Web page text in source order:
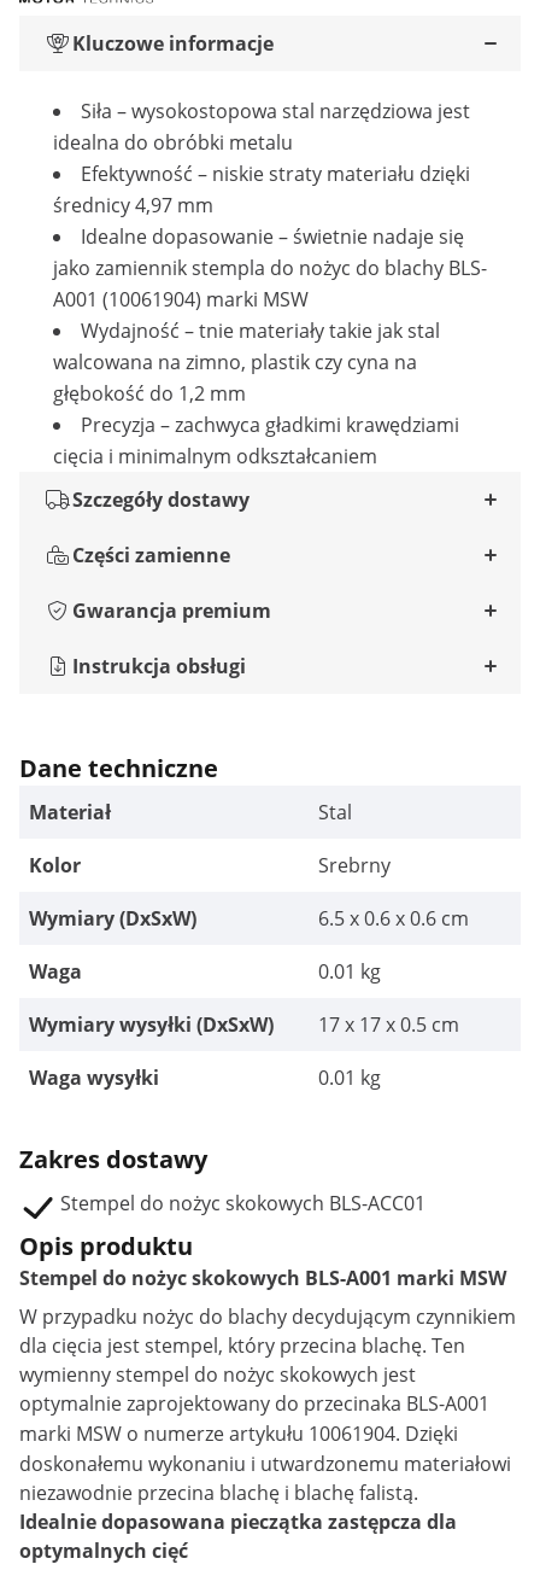
Kluczowe informacje
Siła – wysokostopowa stal narzędziowa jest
idealna do obróbki metalu
Efektywność – niskie straty materiału dzięki
średnicy 4,97 mm
Idealne dopasowanie – świetnie nadaje się
jako zamiennik stempla do nożyc do blachy BLS-
A001 (10061904) marki MSW
Wydajność – tnie materiały takie jak stal
walcowana na zimno, plastik czy cyna na
głębokość do 1,2 mm
Precyzja – zachwyca gładkimi krawędziami
cięcia i minimalnym odkształcaniem
Szczegóły dostawy
Części zamienne
Gwarancja premium
Instrukcja obsługi
Dane techniczne
Materiał
Stal
Kolor
Srebrny
Wymiary (DxSxW)
6.5 x 0.6 x 0.6 cm
Waga
0.01 kg
Wymiary wysyłki (DxSxW)
17 x 17 x 0.5 cm
Waga wysyłki
0.01 kg
Zakres dostawy
Stempel do nożyc skokowych BLS-ACC01
Opis produktu
Stempel do nożyc skokowych BLS-A001 marki MSW
W przypadku nożyc do blachy decydującym czynnikiem
dla cięcia jest stempel, który przecina blachę. Ten
wymienny stempel do nożyc skokowych jest
optymalnie zaprojektowany do przecinaka BLS-A001
marki MSW o numerze artykułu 10061904. Dzięki
doskonałemu wykonaniu i utwardzonemu materiałowi
niezawodnie przecina blachę i blachę falistą.
Idealnie dopasowana pieczątka zastępcza dla
optymalnych cięć